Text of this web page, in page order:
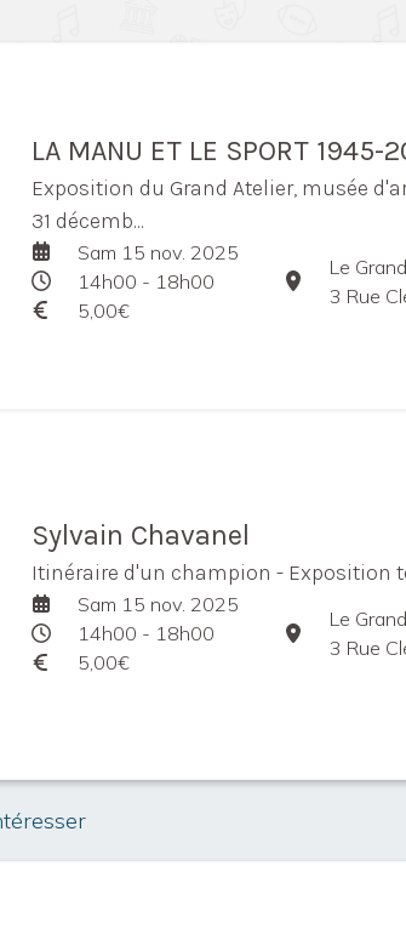
LA MANU ET LE SPORT 1945-
Exposition du Grand Atelier, musée
31 décemb...
Sam 15 nov. 2025
14h00 - 18h00
5,00€
Le
3 Rue
Sylvain Chavanel
Itinéraire d'un champion - Exposition
Sam 15 nov. 2025
14h00 - 18h00
5,00€
Le
3 Rue